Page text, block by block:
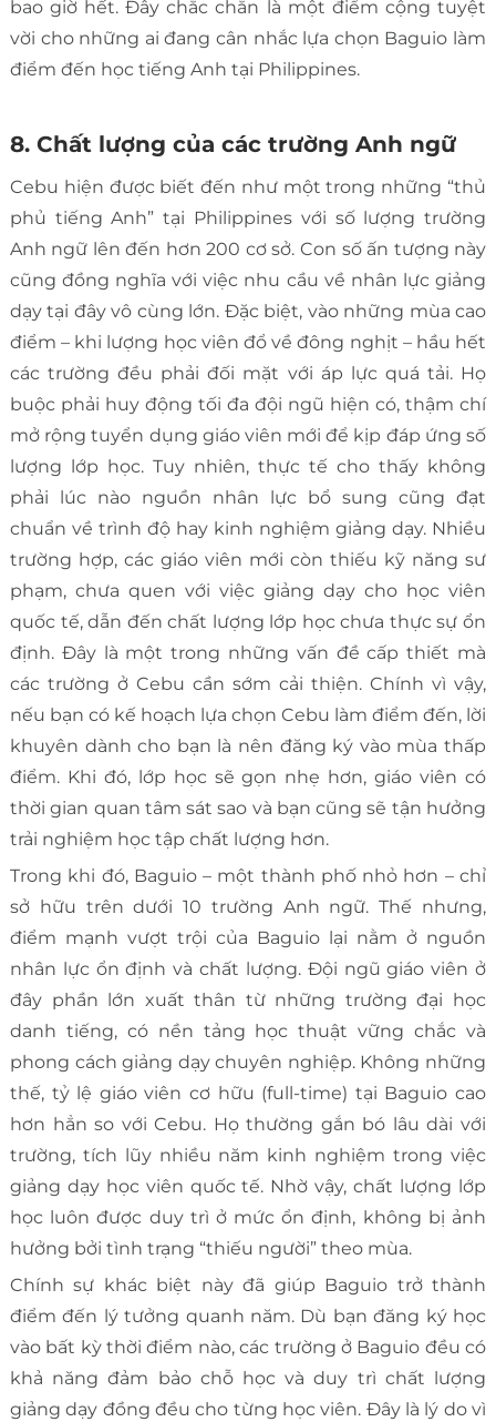
bao giờ hết. Đây chắc chắn là một điểm cộng tuyệt
vời cho những ai đang cân nhắc lựa chọn Baguio làm
điểm đến học tiếng Anh tại Philippines.
8. Chất lượng của các trường Anh ngữ
Cebu hiện được biết đến như một trong những “thủ
phủ tiếng Anh” tại Philippines với số lượng trường
Anh ngữ lên đến hơn 200 cơ sở. Con số ấn tượng này
cũng đồng nghĩa với việc nhu cầu về nhân lực giảng
dạy tại đây vô cùng lớn. Đặc biệt, vào những mùa cao
điểm – khi lượng học viên đổ về đông nghịt – hầu hết
các trường đều phải đối mặt với áp lực quá tải. Họ
buộc phải huy động tối đa đội ngũ hiện có, thậm chí
mở rộng tuyển dụng giáo viên mới để kịp đáp ứng số
lượng lớp học. Tuy nhiên, thực tế cho thấy không
phải lúc nào nguồn nhân lực bổ sung cũng đạt
chuẩn về trình độ hay kinh nghiệm giảng dạy. Nhiều
trường hợp, các giáo viên mới còn thiếu kỹ năng sư
phạm, chưa quen với việc giảng dạy cho học viên
quốc tế, dẫn đến chất lượng lớp học chưa thực sự ổn
định. Đây là một trong những vấn đề cấp thiết mà
các trường ở Cebu cần sớm cải thiện. Chính vì vậy,
nếu bạn có kế hoạch lựa chọn Cebu làm điểm đến, lời
khuyên dành cho bạn là nên đăng ký vào mùa thấp
điểm. Khi đó, lớp học sẽ gọn nhẹ hơn, giáo viên có
thời gian quan tâm sát sao và bạn cũng sẽ tận hưởng
trải nghiệm học tập chất lượng hơn.
Trong khi đó, Baguio – một thành phố nhỏ hơn – chỉ
sở hữu trên dưới 10 trường Anh ngữ. Thế nhưng,
điểm mạnh vượt trội của Baguio lại nằm ở nguồn
nhân lực ổn định và chất lượng. Đội ngũ giáo viên ở
đây phần lớn xuất thân từ những trường đại học
danh tiếng, có nền tảng học thuật vững chắc và
phong cách giảng dạy chuyên nghiệp. Không những
thế, tỷ lệ giáo viên cơ hữu (full-time) tại Baguio cao
hơn hẳn so với Cebu. Họ thường gắn bó lâu dài với
trường, tích lũy nhiều năm kinh nghiệm trong việc
giảng dạy học viên quốc tế. Nhờ vậy, chất lượng lớp
học luôn được duy trì ở mức ổn định, không bị ảnh
hưởng bởi tình trạng “thiếu người” theo mùa.
Chính sự khác biệt này đã giúp Baguio trở thành
điểm đến lý tưởng quanh năm. Dù bạn đăng ký học
vào bất kỳ thời điểm nào, các trường ở Baguio đều có
khả năng đảm bảo chỗ học và duy trì chất lượng
giảng dạy đồng đều cho từng học viên. Đây là lý do vì